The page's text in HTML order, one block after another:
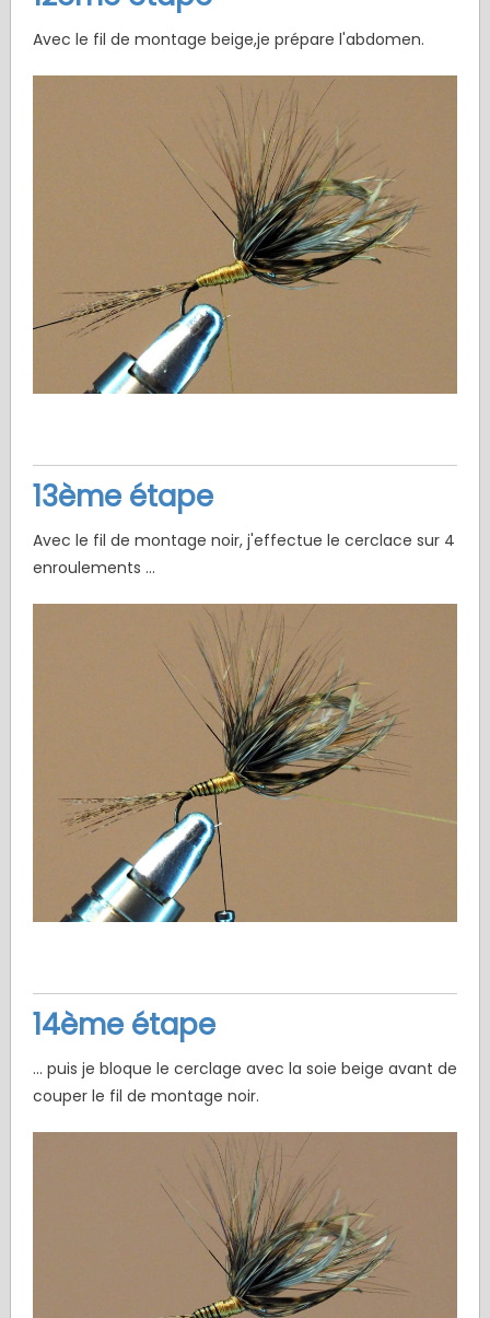
Avec le fil de montage beige,je prépare l'abdomen.
13ème étape
Avec le fil de montage noir, j'effectue le cerclace sur 4
enroulements ...
14ème étape
... puis je bloque le cerclage avec la soie beige avant de
couper le fil de montage noir.